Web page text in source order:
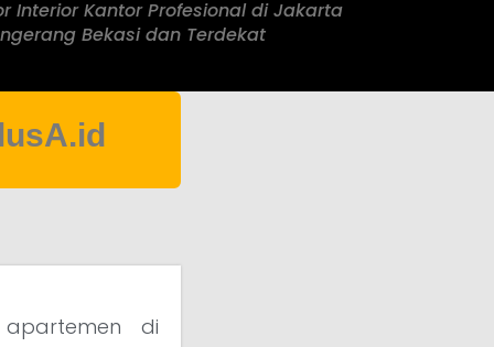
Interior Kantor Profesional di Jakarta
Bekasi dan Terdekat
di